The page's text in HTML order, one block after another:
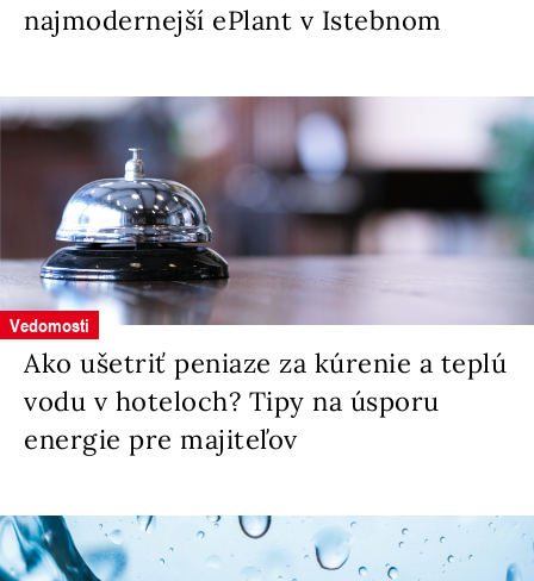
najmodernejší ePlant v Istebnom
Vedomosti
Ako ušetriť peniaze za kúrenie a teplú
vodu v hoteloch? Tipy na úsporu
energie pre majiteľov